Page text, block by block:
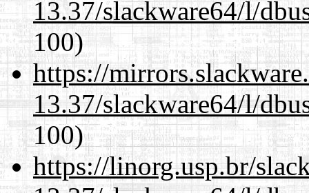
13.37/slackware64/l/
100)
https://
13.37/slackware64/l/
100)
https://linorg.usp.br/